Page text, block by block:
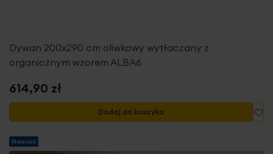
Dywan 200x290 cm oliwkowy wytłaczany z
organicznym wzorem ALBA6
614,90 zł
Dodaj do koszyka
Nowość